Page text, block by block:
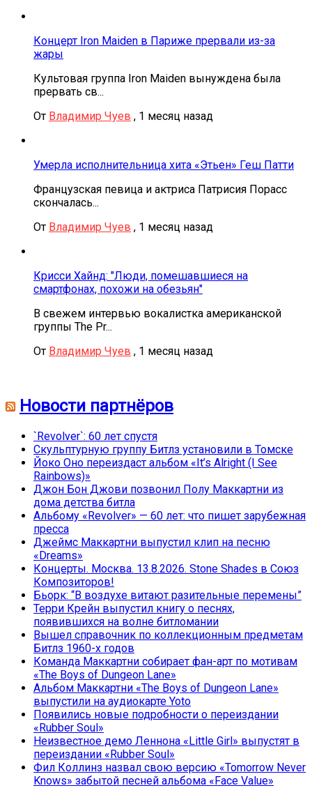
Концерт Iron Maiden в Париже прервали из-за
жары
Культовая группа Iron Maiden вынуждена была
прервать св...
От Владимир Чуев , 1 месяц назад
Умерла исполнительница хита «Этьен» Геш Патти
Французская певица и актриса Патрисия Порасс
скончалась...
От Владимир Чуев , 1 месяц назад
Крисси Хайнд: "Люди, помешавшиеся на
смартфонах, похожи на обезьян"
В свежем интервью вокалистка американской
группы The Pr...
От Владимир Чуев , 1 месяц назад
Новости партнёров
`Revolver`: 60 лет спустя
Скульптурную группу Битлз установили в Томске
Йоко Оно переиздаст альбом «It’s Alright (I See
Rainbows)»
Джон Бон Джови позвонил Полу Маккартни из
дома детства битла
Альбому «Revolver» — 60 лет: что пишет зарубежная
пресса
Джеймс Маккартни выпустил клип на песню
«Dreams»
Концерты. Москва. 13.8.2026. Stone Shades в Союз
Композиторов!
Бьорк: “В воздухе витают разительные перемены”
Терри Крейн выпустил книгу о песнях,
появившихся на волне битломании
Вышел справочник по коллекционным предметам
Битлз 1960-х годов
Команда Маккартни собирает фан-арт по мотивам
«The Boys of Dungeon Lane»
Альбом Маккартни «The Boys of Dungeon Lane»
выпустили на аудиокарте Yoto
Появились новые подробности о переиздании
«Rubber Soul»
Неизвестное демо Леннона «Little Girl» выпустят в
переиздании «Rubber Soul»
Фил Коллинз назвал свою версию «Tomorrow Never
Knows» забытой песней альбома «Face Value»